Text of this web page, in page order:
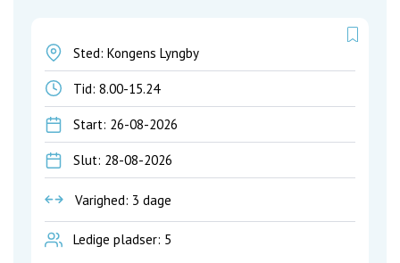
Sted: Kongens Lyngby
Tid: 8.00-15.24
Start: 26-08-2026
Slut: 28-08-2026
Varighed: 3 dage
Ledige pladser: 5